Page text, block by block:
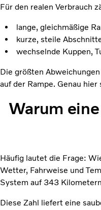
Für den realen Verbrauch
lange, gleichmäßige
kurze, steile
wechselnde Kuppen,
Die größten
auf der Rampe. Genau
Warum
Häufig lautet die Frage:
Wetter, Fahrweise und
System auf 343
Diese Zahl liefert eine